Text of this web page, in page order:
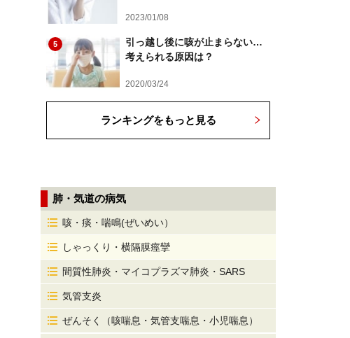
2023/01/08
5
引っ越し後に咳が止まらない…
考えられる原因は？
2020/03/24
ランキングをもっと見る
肺・気道の病気
咳・痰・喘鳴(ぜいめい）
しゃっくり・横隔膜痙攣
間質性肺炎・マイコプラズマ肺炎・SARS
気管支炎
ぜんそく（咳喘息・気管支喘息・小児喘息）